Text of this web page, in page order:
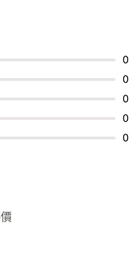
0
0
0
0
0